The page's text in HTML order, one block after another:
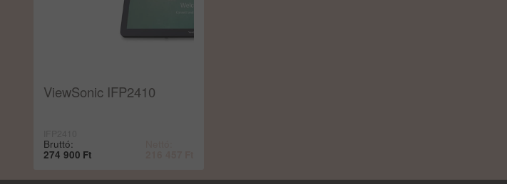
ViewSonic IFP2410
Bruttó:
274 900 Ft